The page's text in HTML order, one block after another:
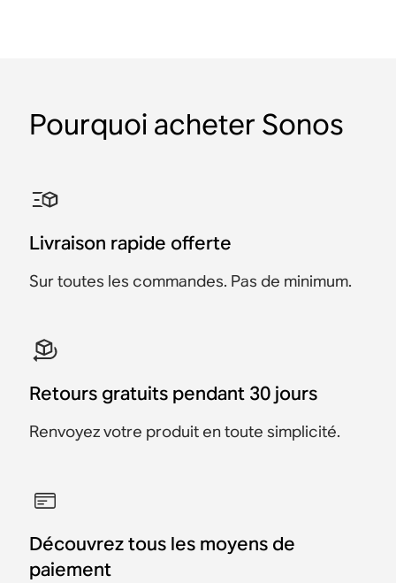
audio Sonos
Sonos Ray
49 CHF
Accessoires
159 CHF
Accessoires
169 CHF
Sonos Era 100
Sonos Arc et Arc Ultra
89 CHF
Pourquoi acheter Sonos
Livraison rapide offerte
Sur toutes les commandes. Pas de minimum.
Retours gratuits pendant 30 jours
Renvoyez votre produit en toute simplicité.
Découvrez tous les moyens de
paiement